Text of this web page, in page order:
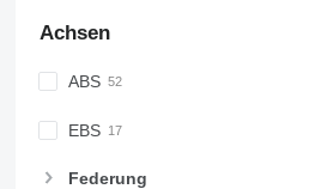
Achsen
ABS
EBS
Federung